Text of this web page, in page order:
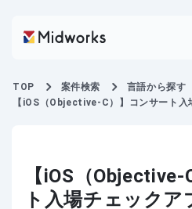
TOP 案件検索 言語から探す
【iOS（Objective-C）】コンサート入
【iOS（
ト入場チェック